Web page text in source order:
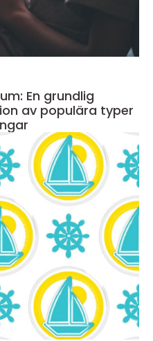
En grundlig
av populära typer